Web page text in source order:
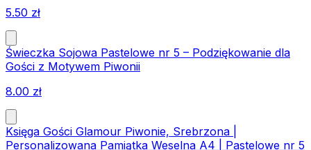
5.50 zł
Świeczka Sojowa Pastelowe nr 5 – Podziękowanie dla
Gości z Motywem Piwonii
8.00 zł
Księga Gości Glamour Piwonie, Srebrzona |
Personalizowana Pamiątka Weselna A4 | Pastelowe nr 5